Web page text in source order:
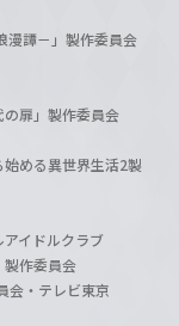
漫譚－」製作委員会
扉」製作委員会
める異世界生活2製
イドルクラブ
作委員会
会・テレビ東京